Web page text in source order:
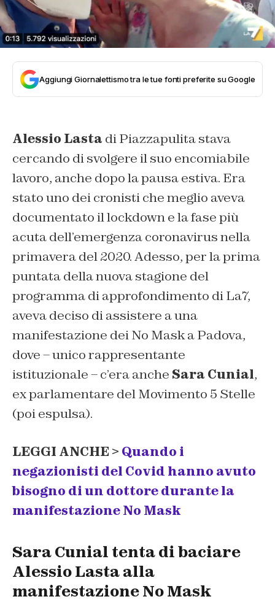
Aggiungi Giornalettismo tra le tue fonti preferite su Google
Alessio Lasta diPiazzapulitastava
cercando di svolgere il suo encomiabile
lavoro, anche dopo la pausa estiva. Era
stato uno dei cronisti che meglio aveva
documentato il lockdown e la fase più
acuta dell’emergenza coronavirus nella
primavera del 2020. Adesso, per la prima
puntata della nuova stagione del
programma di approfondimento di La7,
aveva deciso di assistere a una
manifestazione dei No Mask a Padova,
dove – unico rappresentante
istituzionale – c’era anche Sara Cunial,
ex parlamentare del Movimento 5 Stelle
(poi espulsa).
LEGGI ANCHE > Quando i
negazionisti del Covid hanno avuto
bisogno di un dottore durante la
manifestazione No Mask
Sara Cunial tenta di baciare
Alessio Lasta alla
manifestazione No Mask